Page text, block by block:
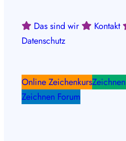
Das sind wir Kontakt
Datenschutz
Online Zeichenkurs
Zeichnen Forum